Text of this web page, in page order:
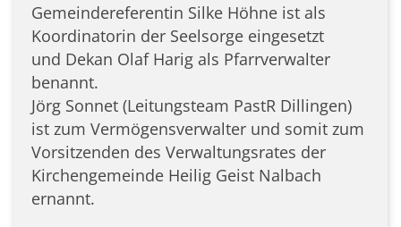
Gemeindereferentin Silke Höhne ist als
Koordinatorin der Seelsorge eingesetzt
und Dekan Olaf Harig als Pfarrverwalter
benannt.
Jörg Sonnet (Leitungsteam PastR Dillingen)
ist zum Vermögensverwalter und somit zum
Vorsitzenden des Verwaltungsrates der
Kirchengemeinde Heilig Geist Nalbach
ernannt.